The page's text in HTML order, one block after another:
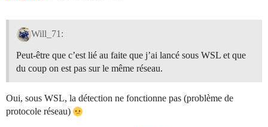
Will_71:
Peut-être que c’est lié au faite que j’ai lancé sous WSL et que
du coup on est pas sur le même réseau.
Oui, sous WSL, la détection ne fonctionne pas (problème de
protocole réseau)